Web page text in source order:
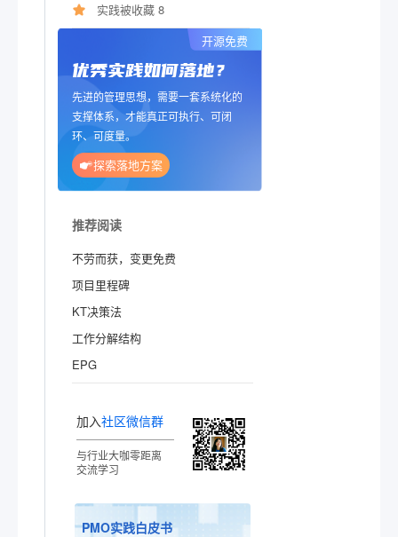
实践被收藏 8
开源免费
优秀实践如何落地？
先进的管理思想，需要一套系统化的
支撑体系，才能真正可执行、可闭
环、可度量。
探索落地方案
推荐阅读
不劳而获，变更免费
项目里程碑
KT决策法
工作分解结构
EPG
加入社区微信群
与行业大咖零距离
交流学习
PMO实践白皮书